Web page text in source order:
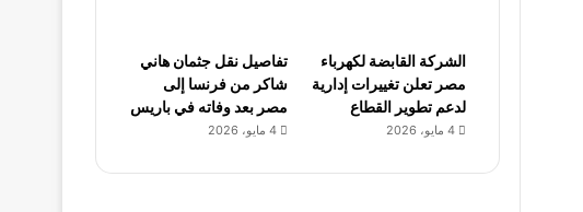
الشركة القابضة لكهرباء
مصر تعلن تغييرات إدارية
لدعم تطوير القطاع
4 مايو، 2026
تفاصيل نقل جثمان هاني
شاكر من فرنسا إلى
مصر بعد وفاته في باريس
4 مايو، 2026